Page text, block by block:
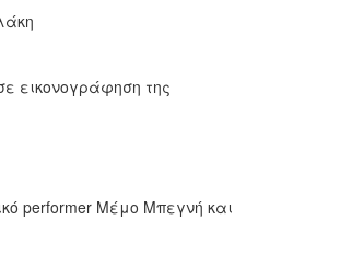
εικονογράφηση της
performer Μέμο Μπεγνή και